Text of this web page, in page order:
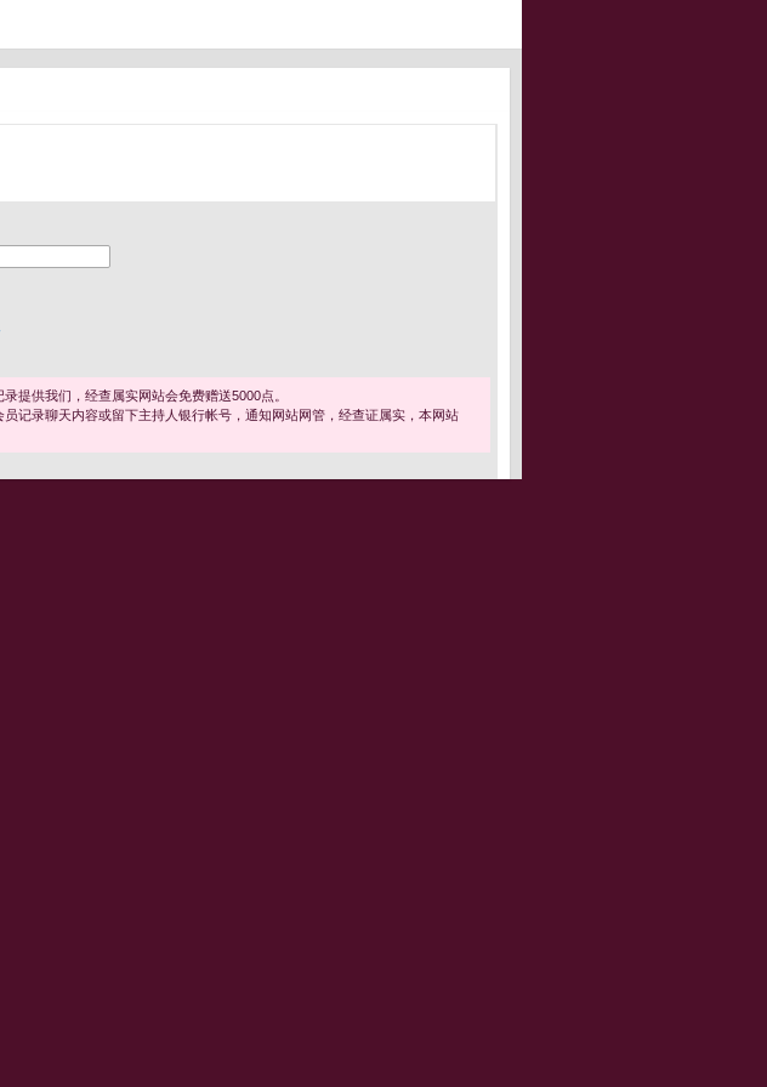
提供我们，经查属实网站会免费赠送5000点。
记录聊天内容或留下主持人银行帐号，通知网站网管，经查证属实，本网站